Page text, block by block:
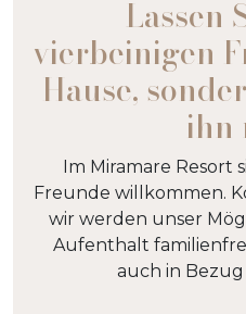
Lassen
vierbeinigen
Hause,
ihn
Im Miramare Resort
Freunde willkommen.
wir werden unser
Aufenthalt
auch in